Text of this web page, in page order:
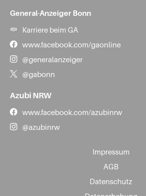
General-Anzeiger Bonn
Karriere beim GA
www.facebook.com/gaonline
@generalanzeiger
@gabonn
Azubi NRW
www.facebook.com/azubinrw
@azubinrw
Impressum
AGB
Datenschutz